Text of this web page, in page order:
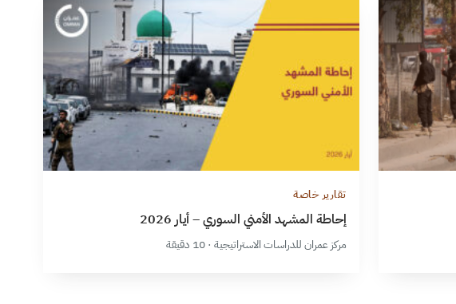
تقارير خاصة
إحاطة المشهد الأمني السوري – أيار 2026
مركز عمران للدراسات الاستراتيجية · 10 دقيقة